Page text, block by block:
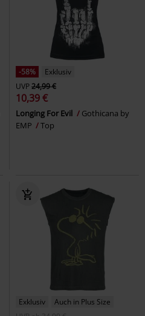
-58%
Exklusiv
UVP24,99 €
10,39 €
Longing For Evil
Gothicana by
EMP
Top
Exklusiv
Auch in Plus Size